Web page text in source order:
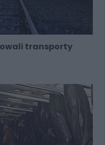
transporty